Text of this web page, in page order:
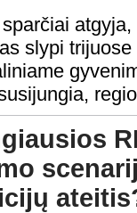
slypi